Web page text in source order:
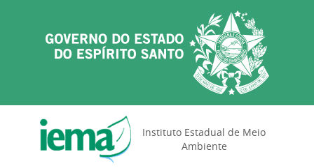
Instituto Estadual de Meio
Ambiente